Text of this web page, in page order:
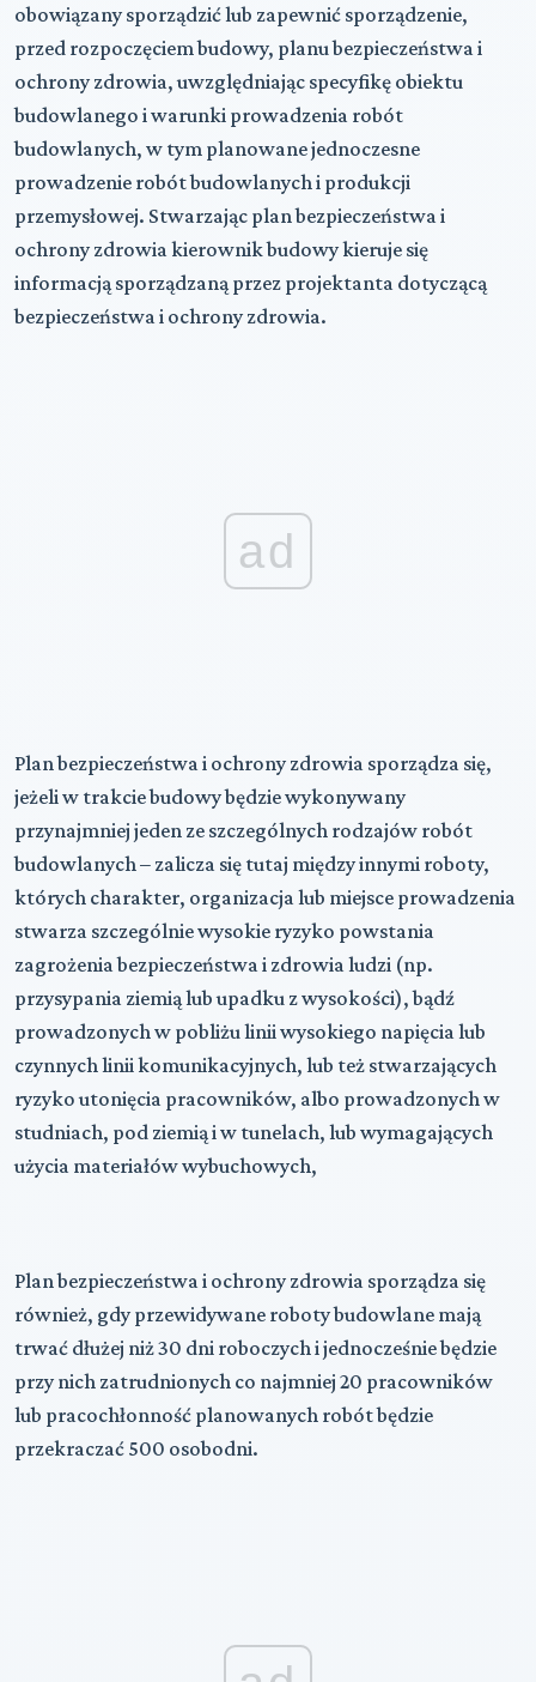
obowiązany sporządzić lub zapewnić sporządzenie,
przed rozpoczęciem budowy, planu bezpieczeństwa i
ochrony zdrowia, uwzględniając specyfikę obiektu
budowlanego i warunki prowadzenia robót
budowlanych, w tym planowane jednoczesne
prowadzenie robót budowlanych i produkcji
przemysłowej. Stwarzając plan bezpieczeństwa i
ochrony zdrowia kierownik budowy kieruje się
informacją sporządzaną przez projektanta dotyczącą
bezpieczeństwa i ochrony zdrowia.
ad
Plan bezpieczeństwa i ochrony zdrowia sporządza się,
jeżeli w trakcie budowy będzie wykonywany
przynajmniej jeden ze szczególnych rodzajów robót
budowlanych – zalicza się tutaj między innymi roboty,
których charakter, organizacja lub miejsce prowadzenia
stwarza szczególnie wysokie ryzyko powstania
zagrożenia bezpieczeństwa i zdrowia ludzi (np.
przysypania ziemią lub upadku z wysokości), bądź
prowadzonych w pobliżu linii wysokiego napięcia lub
czynnych linii komunikacyjnych, lub też stwarzających
ryzyko utonięcia pracowników, albo prowadzonych w
studniach, pod ziemią i w tunelach, lub wymagających
użycia materiałów wybuchowych,
Plan bezpieczeństwa i ochrony zdrowia sporządza się
również, gdy przewidywane roboty budowlane mają
trwać dłużej niż 30 dni roboczych i jednocześnie będzie
przy nich zatrudnionych co najmniej 20 pracowników
lub pracochłonność planowanych robót będzie
przekraczać 500 osobodni.